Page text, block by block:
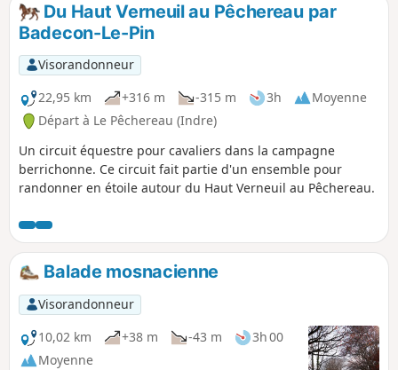
Du Haut Verneuil au Pêchereau par
Badecon-Le-Pin
Visorandonneur
22,95 km
+316 m -315 m 3h
Moyenne
Départ à Le Pêchereau (Indre)
Un circuit équestre pour cavaliers dans la campagne
berrichonne. Ce circuit fait partie d'un ensemble pour
randonner en étoile autour du Haut Verneuil au Pêchereau.
Balade mosnacienne
Visorandonneur
10,02 km
+38 m -43 m
3h 00
Moyenne